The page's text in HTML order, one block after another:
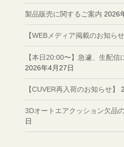
製品販売に関するご案内 2026
【WEBメディア掲載のお知らせ
【本日20:00〜】急遽、生配信
2026年4月27日
【CUVER再入荷のお知らせ】
3Dオートエアクッション欠品
日